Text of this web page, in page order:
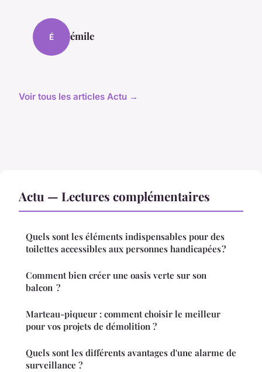
É émile
Voir tous les articles Actu →
Actu — Lectures complémentaires
Quels sont les éléments indispensables pour des
toilettes accessibles aux personnes handicapées ?
Comment bien créer une oasis verte sur son
balcon ?
Marteau-piqueur : comment choisir le meilleur
pour vos projets de démolition ?
Quels sont les différents avantages d'une alarme de
surveillance ?